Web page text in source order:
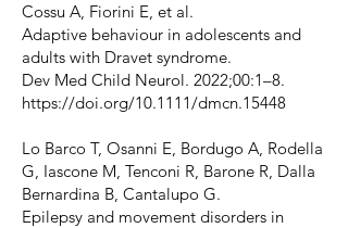
Cossu A, Fiorini E, et al.
Adaptive behaviour in adolescents and
adults with Dravet syndrome.
Dev Med Child Neurol. 2022;00:1–8.
https://doi.org/10.1111/dmcn.15448
Lo Barco T, Osanni E, Bordugo A, Rodella
G, Iascone M, Tenconi R, Barone R, Dalla
Bernardina B, Cantalupo G.
Epilepsy and movement disorders in